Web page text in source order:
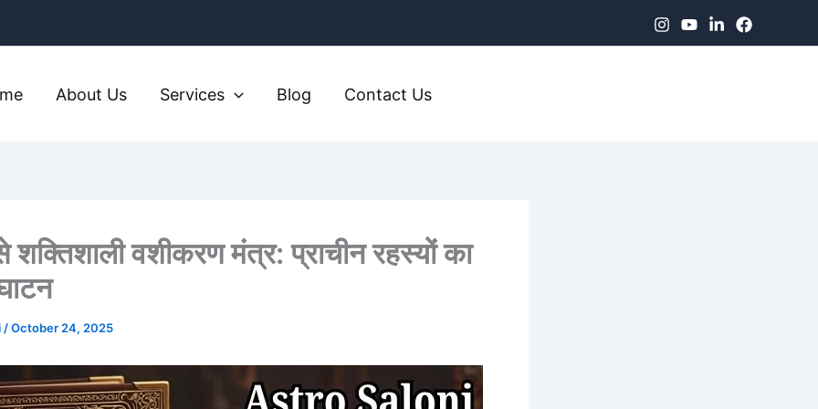
About Us Services Blog Contact Us
वशीकरण मंत्र: प्राचीन रहस्यों का
/October 24, 2025